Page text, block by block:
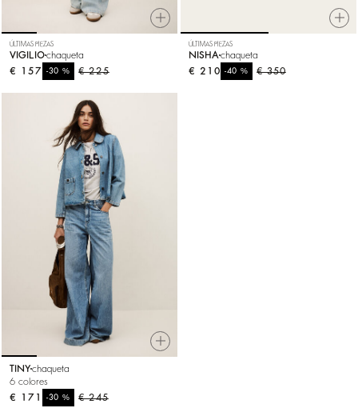
ÚLTIMAS PIEZAS
VIGILIOchaqueta
€ 225
-30%
€ 157
ÚLTIMAS PIEZAS
NISHA chaqueta
€ 350
-40%
€ 210
TINYchaqueta
6 colores
€ 245
-30%
€ 171